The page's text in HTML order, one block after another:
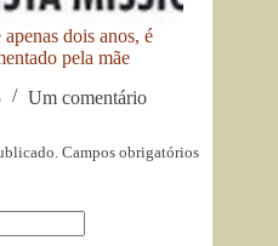
dois anos, é
pela mãe
Um comentário
Campos obrigatórios